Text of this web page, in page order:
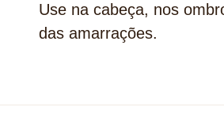
Use na cabeça, nos
das amarrações.